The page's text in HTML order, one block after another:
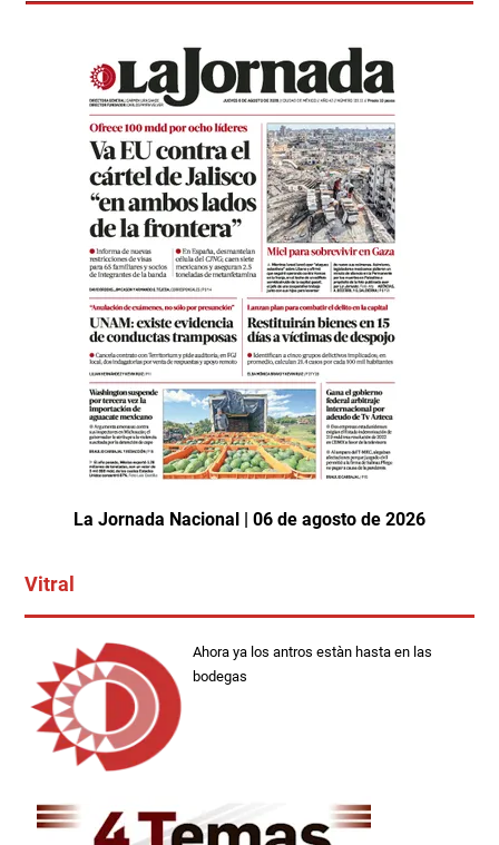
La Jornada Nacional | 06 de agosto de 2026
Vitral
Ahora ya los antros estàn hasta en las
bodegas